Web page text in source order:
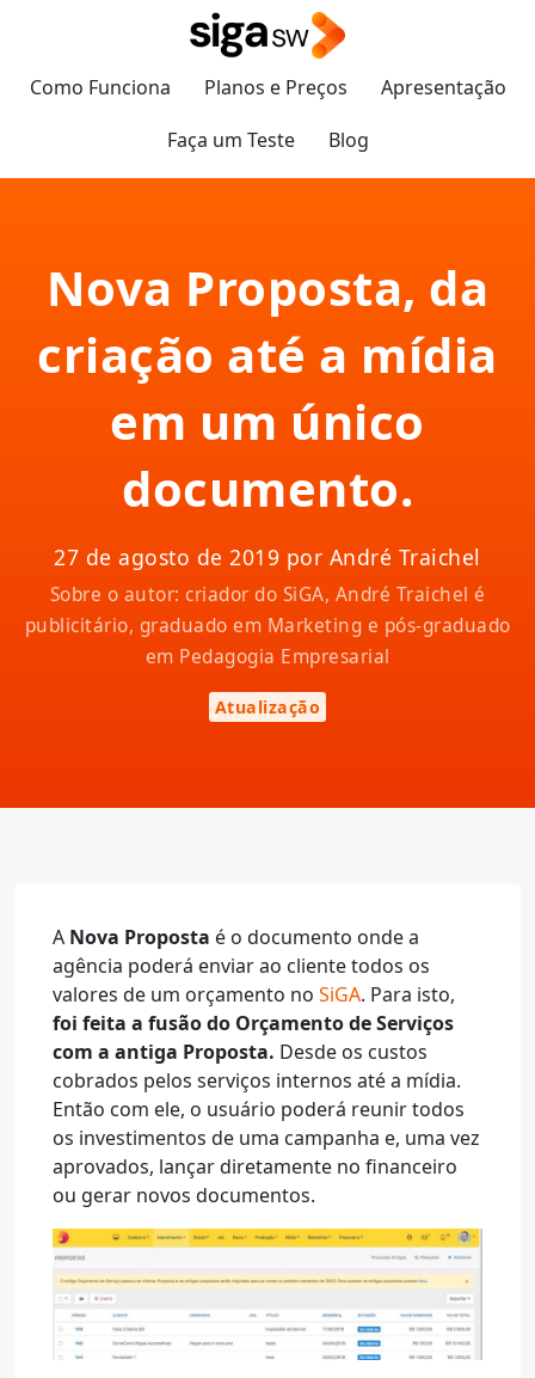
Como Funciona Planos e Preços
Apresentação
Faça um Teste
Blog
Nova Proposta, da
criação até a mídia
em um único
documento.
27 de agosto de 2019 por André Traichel
Sobre o autor: criador do SiGA, André Traichel é
publicitário, graduado em Marketing e pós-graduado
em Pedagogia Empresarial
Atualização
A Nova Proposta é o documento onde a
agência poderá enviar ao cliente todos os
valores de um orçamento no SiGA. Para isto,
foi feita a fusão do Orçamento de Serviços
com a antiga Proposta. Desde os custos
cobrados pelos serviços internos até a mídia.
Então com ele, o usuário poderá reunir todos
os investimentos de uma campanha e, uma vez
aprovados, lançar diretamente no financeiro
ou gerar novos documentos.